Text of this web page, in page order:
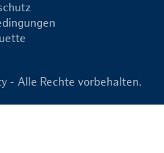
- Alle Rechte vorbehalten.